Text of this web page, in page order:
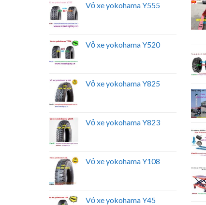
Vỏ xe yokohama Y555
Vỏ xe yokohama Y520
Vỏ xe yokohama Y825
Vỏ xe yokohama Y823
Vỏ xe yokohama Y108
Vỏ xe yokohama Y45